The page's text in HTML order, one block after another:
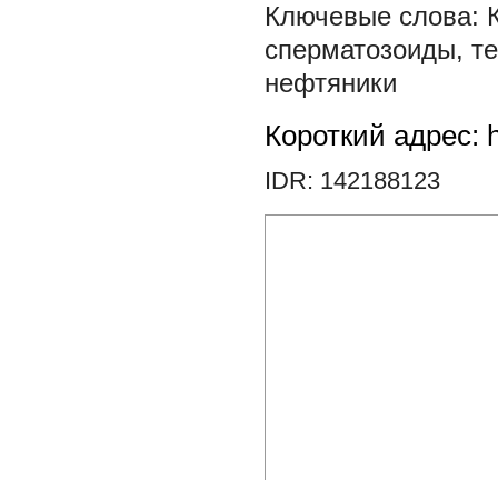
сперматозоиды,
нефтяники
Короткий адрес:
IDR: 142188123